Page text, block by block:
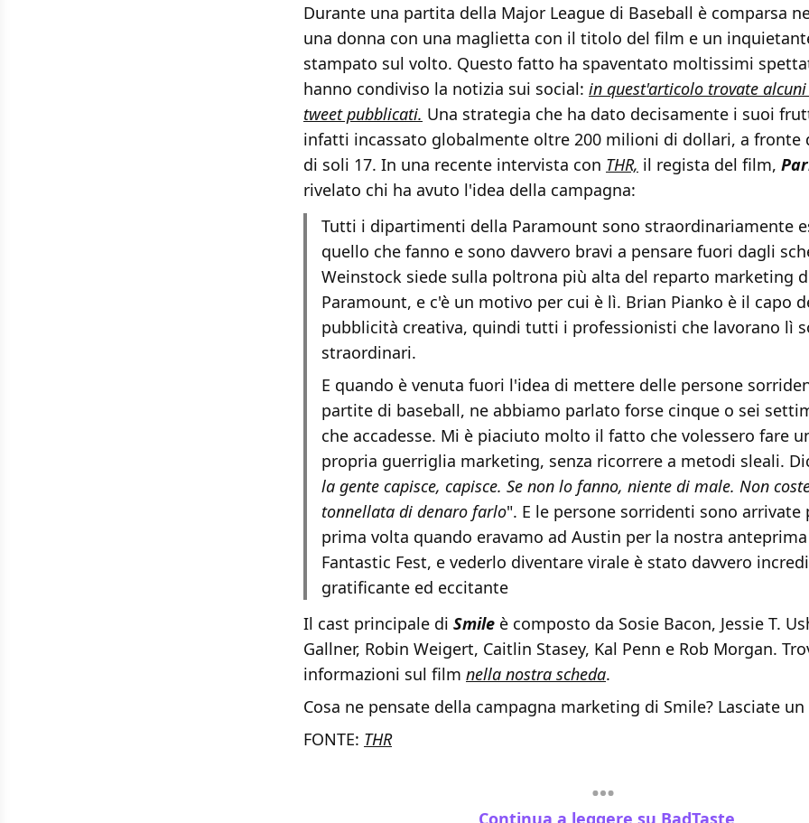
Durante una partita della Major League di Baseball è comparsa
una donna con una maglietta con il titolo del film e un
stampato sul volto. Questo fatto ha spaventato moltissimi
hanno condiviso la notizia sui social: in quest'articolo trovate
tweet pubblicati. Una strategia che ha dato decisamente i suoi
infatti incassato globalmente oltre 200 milioni di dollari, a fronte
di soli 17. In una recente intervista con THR, il regista del film,
rivelato chi ha avuto l'idea della campagna:
Tutti i dipartimenti della Paramount sono straordinariamente
quello che fanno e sono davvero bravi a pensare fuori dagli
Weinstock siede sulla poltrona più alta del reparto marketing
Paramount, e c'è un motivo per cui è lì. Brian Pianko è il capo
pubblicità creativa, quindi tutti i professionisti che lavorano lì
straordinari.
E quando è venuta fuori l'idea di mettere delle persone
partite di baseball, ne abbiamo parlato forse cinque o sei
che accadesse. Mi è piaciuto molto il fatto che volessero fare
propria guerriglia marketing, senza ricorrere a metodi sleali.
la gente capisce, capisce. Se non lo fanno, niente di male. Non
tonnellata di denaro farlo". E le persone sorridenti sono arrivate
prima volta quando eravamo ad Austin per la nostra
Fantastic Fest, e vederlo diventare virale è stato davvero
gratificante ed eccitante
Il cast principale di Smile è composto da Sosie Bacon, Jessie T.
Gallner, Robin Weigert, Caitlin Stasey, Kal Penn e Rob Morgan.
informazioni sul film nella nostra scheda.
Cosa ne pensate della campagna marketing di Smile? Lasciate
FONTE: THR
Continua a leggere su BadTaste